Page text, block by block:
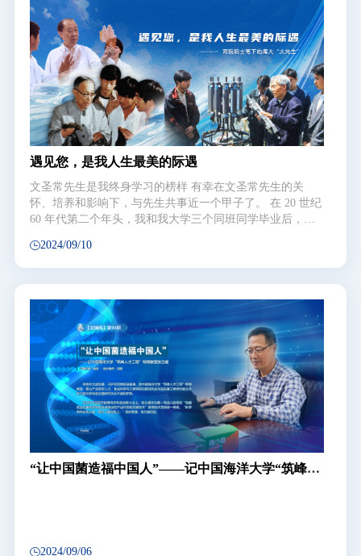
的科学家，他就是我国风暴潮研究的开拓者之一、我国环境
海洋学学位点的主要创建人、中国科学院院士、中国海洋大
学教授冯士筰。
遇见您，是我人生最美的际遇
文圣常先生是我终身学习的榜样 有幸在文圣常先生的关
怀、培养和影响下，与先生共事近一个甲子了。 在 20 世纪
60 年代第二个年头，我和我大学三个同班同学毕业后，分
先生作为主任的动力海洋学教研室从教。 当时，先生已在
《中国科学》上发表了那两篇著名的普遍风浪谱和涌浪谱的
经典论文，蜚声中外，并出版了世界上第一部海浪专著《海
浪原理》。从而，先生已开始赢得了中国海浪研究的奠基人
和开拓者之美誉。榜样的力量是无穷的。 先生的成就，对
于一个刚刚步入大学作为助教的我来说，在衷心钦佩和仰慕
之余，更是倾心学习的一个生动榜样。 大学，归根结底，
毕竟要以培养人才为己任。 对于像我们这样一些年轻助教
的培养，先生更是极其严肃认真的。先生为我们教研室年轻
教师制定了一整套学习进修计划。为了加紧而有效地实行这
一计划，先生亲自并邀请教研室有丰富教学经验的老师们，
在亲临教学第一线为学生主讲专业和专业基础课程之外，还
由王景明先生、景振华先生，分别为我们年轻教师主讲复变
函数论、数理方程；尤其先生准备亲自主讲计算数学和高级
英语等基础课程，并于期末像学生一样考试打分而严加考
2024/09/10
“让中国菌造福中国人”——记中国海洋大学“筑峰人
2024/09/06